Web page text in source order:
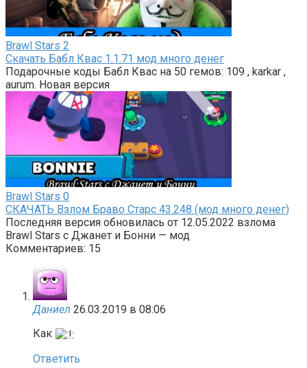
Brawl Stars 2
Скачать Бабл Квас 1.1.71 мод много денег
Подарочные коды Бабл Квас на 50 гемов: 109 , karkar ,
aurum. Новая версия
Brawl Stars 0
СКАЧАТЬ Взлом Браво Старс 43.248 (мод много денег)
Последняя версия обновилась от 12.05.2022 взлома
Brawl Stars с Джанет и Бонни — мод
Комментариев: 15
Даниел 26.03.2019 в 08:06
Как
Ответить